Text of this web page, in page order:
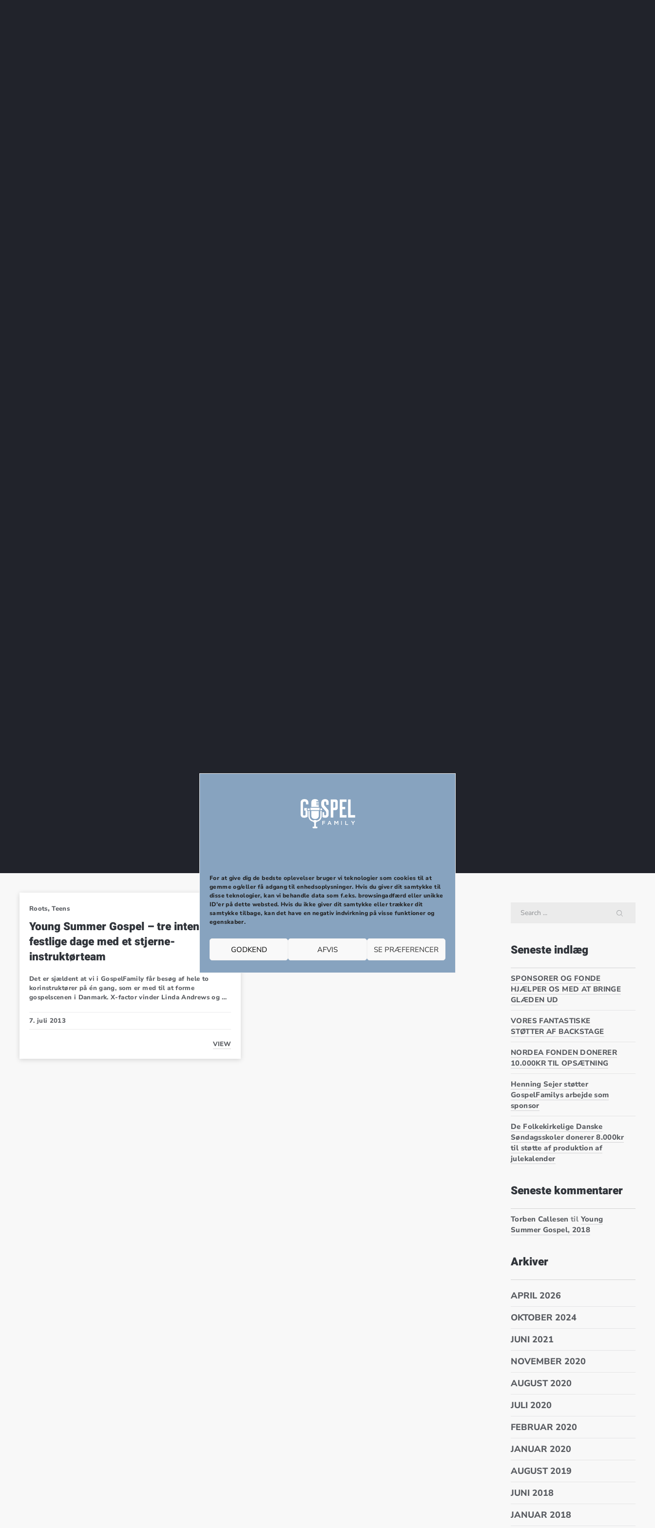
For at give dig de bedste oplevelser bruger vi teknologier som cookies til at
gemme og/eller få adgang til enhedsoplysninger. Hvis du giver dit samtykke til
disse teknologier, kan vi behandle data som f.eks. browsingadfærd eller unikke
ID'er på dette websted. Hvis du ikke giver dit samtykke eller trækker dit
samtykke tilbage, kan det have en negativ indvirkning på visse funktioner og
egenskaber.
GODKEND AFVIS SE PRÆFERENCER
juli, 2013
Roots,Teens
Young Summer Gospel – tre intense og
festlige dage med et stjerne-
instruktørteam
Det er sjældent at vi i GospelFamily får besøg af hele to
korinstruktører på én gang, som er med til at forme
gospelscenen i Danmark. X-factor vinder Linda Andrews og …
7. juli 2013
VIEWYOUNG SUMMER GOSPEL – TRE INTENSE OG FESTLIGE DAGE MED ET STJERNE-INSTRUKTØRTEAM
SEARCH
Seneste indlæg
SPONSORER OG FONDE
HJÆLPER OS MED AT BRINGE
GLÆDEN UD
VORES FANTASTISKE
STØTTER AF BACKSTAGE
NORDEA FONDEN DONERER
10.000KR TIL OPSÆTNING
Henning Sejer støtter
GospelFamilys arbejde som
sponsor
De Folkekirkelige Danske
Søndagsskoler donerer 8.000kr
til støtte af produktion af
julekalender
Seneste kommentarer
Torben Callesen tilYoung
Summer Gospel, 2018
Arkiver
APRIL 2026
OKTOBER 2024
JUNI 2021
NOVEMBER 2020
AUGUST 2020
JULI 2020
FEBRUAR 2020
JANUAR 2020
AUGUST 2019
JUNI 2018
JANUAR 2018